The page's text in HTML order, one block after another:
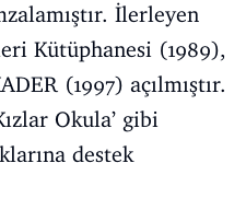
İlerleyen
Kütüphanesi (1989),
(1997) açılmıştır.
Okula’ gibi
destek